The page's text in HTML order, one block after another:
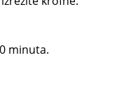
minuta.